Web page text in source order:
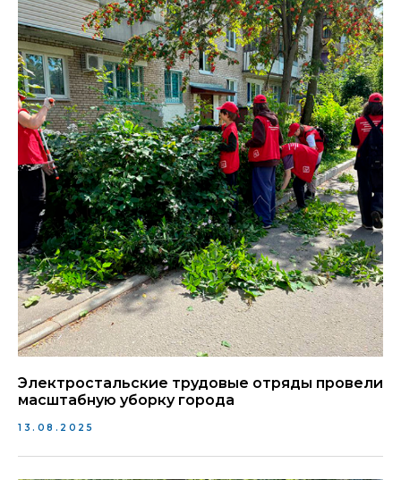
Электростальские трудовые отряды провели
масштабную уборку города
13.08.2025